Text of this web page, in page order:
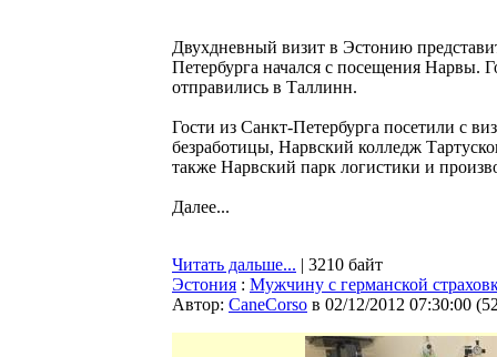
Двухдневный визит в Эстонию
Петербурга начался с посещения Нарвы.
отправились в Таллинн.
Гости из Санкт-Петербурга посетили с
безработицы, Нарвский колледж
также Нарвский парк логистики и
Далее...
Читать дальше... | 3210 байт
Эстония : Мужчину с германской
Автор: CaneCorso в 02/12/2012 07:30:00 (